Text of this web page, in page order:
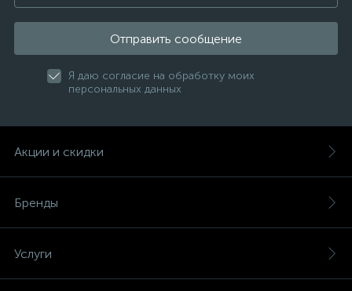
Отправить сообщение
Я даю согласие на обработку моих
персональных данных
Акции и скидки
Бренды
Услуги